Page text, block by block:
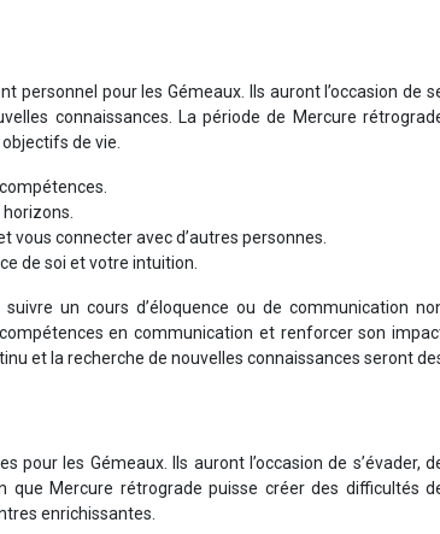
personnel pour les Gémeaux. Ils auront l’occasion de
connaissances. La période de Mercure
de vie.
connecter avec d’autres personnes.
de soi et votre intuition.
un cours d’éloquence ou de communication
en communication et renforcer son
et la recherche de nouvelles connaissances seront
les Gémeaux. Ils auront l’occasion de s’évader,
que Mercure rétrograde puisse créer des difficultés
enrichissantes.